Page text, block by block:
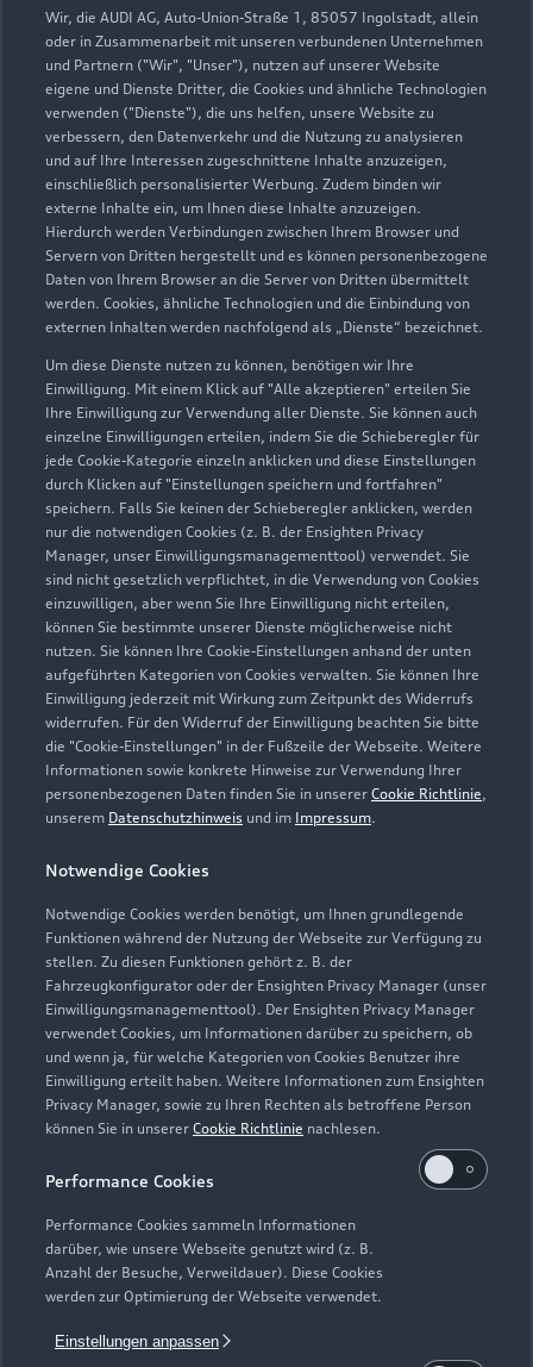
Wir, die AUDI AG, Auto-Union-Straße 1, 85057 Ingolstadt, allein
oder in Zusammenarbeit mit unseren verbundenen Unternehmen
und Partnern ("Wir", "Unser"), nutzen auf unserer Website
eigene und Dienste Dritter, die Cookies und ähnliche Technologien
verwenden ("Dienste"), die uns helfen, unsere Website zu
verbessern, den Datenverkehr und die Nutzung zu analysieren
und auf Ihre Interessen zugeschnittene Inhalte anzuzeigen,
einschließlich personalisierter Werbung. Zudem binden wir
externe Inhalte ein, um Ihnen diese Inhalte anzuzeigen.
Hierdurch werden Verbindungen zwischen Ihrem Browser und
Servern von Dritten hergestellt und es können personenbezogene
Daten von Ihrem Browser an die Server von Dritten übermittelt
werden. Cookies, ähnliche Technologien und die Einbindung von
externen Inhalten werden nachfolgend als „Dienste“ bezeichnet.
Um diese Dienste nutzen zu können, benötigen wir Ihre
Einwilligung. Mit einem Klick auf "Alle akzeptieren" erteilen Sie
Ihre Einwilligung zur Verwendung aller Dienste. Sie können auch
einzelne Einwilligungen erteilen, indem Sie die Schieberegler für
jede Cookie-Kategorie einzeln anklicken und diese Einstellungen
durch Klicken auf "Einstellungen speichern und fortfahren"
speichern. Falls Sie keinen der Schieberegler anklicken, werden
nur die notwendigen Cookies (z. B. der Ensighten Privacy
Manager, unser Einwilligungsmanagementtool) verwendet. Sie
sind nicht gesetzlich verpflichtet, in die Verwendung von Cookies
einzuwilligen, aber wenn Sie Ihre Einwilligung nicht erteilen,
können Sie bestimmte unserer Dienste möglicherweise nicht
nutzen. Sie können Ihre Cookie-Einstellungen anhand der unten
aufgeführten Kategorien von Cookies verwalten. Sie können Ihre
Einwilligung jederzeit mit Wirkung zum Zeitpunkt des Widerrufs
widerrufen. Für den Widerruf der Einwilligung beachten Sie bitte
die "Cookie-Einstellungen" in der Fußzeile der Webseite. Weitere
Informationen sowie konkrete Hinweise zur Verwendung Ihrer
personenbezogenen Daten finden Sie in unserer Cookie Richtlinie,
unserem Datenschutzhinweis und im Impressum.
Notwendige Cookies
Notwendige Cookies werden benötigt, um Ihnen grundlegende
Funktionen während der Nutzung der Webseite zur Verfügung zu
stellen. Zu diesen Funktionen gehört z. B. der
Fahrzeugkonfigurator oder der Ensighten Privacy Manager (unser
Einwilligungsmanagementtool). Der Ensighten Privacy Manager
verwendet Cookies, um Informationen darüber zu speichern, ob
und wenn ja, für welche Kategorien von Cookies Benutzer ihre
Einwilligung erteilt haben. Weitere Informationen zum Ensighten
Privacy Manager, sowie zu Ihren Rechten als betroffene Person
können Sie in unserer Cookie Richtlinie nachlesen.
Performance Cookies
Performance Cookies sammeln Informationen
darüber, wie unsere Webseite genutzt wird (z. B.
Anzahl der Besuche, Verweildauer). Diese Cookies
werden zur Optimierung der Webseite verwendet.
Einstellungen anpassen
Geschlossen ,öffnet am Montag 07:30
Verkauf
Geschlossen,öffnet am Montag 08:30
Zur Reparatur
Zur Inspektion
Zurück nach oben
Modelle
Elektromodelle
Plug-in-Hybride
Neuwagensuche
Gebrauchtwagensuche
Service & Zubehör
Saisonale Angebote
Audi Services
Support
Über Audi